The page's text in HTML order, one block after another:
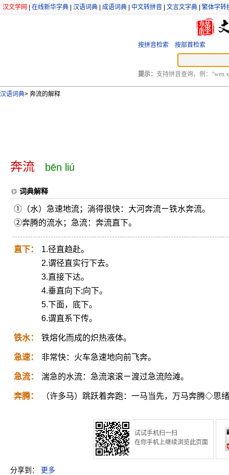
汉文学网 在线新华字典 汉语词典 成语词典 中文转拼音 文言文字典 繁体字转
按拼音检索 按部首检索
提示： 支持拼音查询，例：“wen
汉语词典> 奔流的解释
奔流 bēn liú
词典解释
①（水）急速地流；淌得很快：大河奔流ㄧ铁水奔流。
②奔腾的流水；急流：奔流直下。
直下：
1.径直趋赴。
2.谓径直实行下去。
3.直接下达。
4.垂直向下;向下。
5.下面，底下。
6.谓直系下传。
铁水： 铁熔化而成的炽热液体。
急速： 非常快：火车急速地向前飞奔。
急流： 湍急的水流：急流滚滚ㄧ渡过急流险滩。
奔腾： （许多马）跳跃着奔跑：一马当先，万马奔腾◇思
试试手机扫一扫
在你手机上继续浏览此页面
分享到： 更多